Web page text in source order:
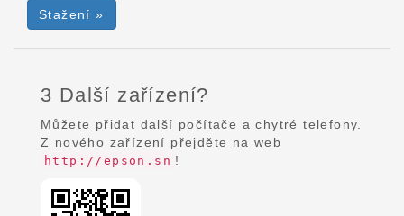
Stažení »
3 Další zařízení?
Můžete přidat další počítače a chytré telefony.
Z nového zařízení přejděte na web
http://epson.sn !